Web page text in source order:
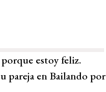
estoy feliz.
pareja en Bailando por